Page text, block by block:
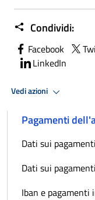
Condividi:
Facebook
LinkedIn
Vedi azioni
Pagamenti
Dati sui pagamenti
Dati sui
Iban e pagamenti